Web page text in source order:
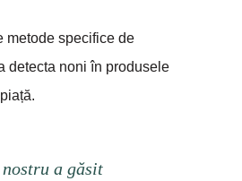
metode specifice de
detecta noni în produsele
a găsit